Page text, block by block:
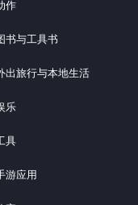
作
书与工具书
出旅行与本地生活
乐
具
游应用